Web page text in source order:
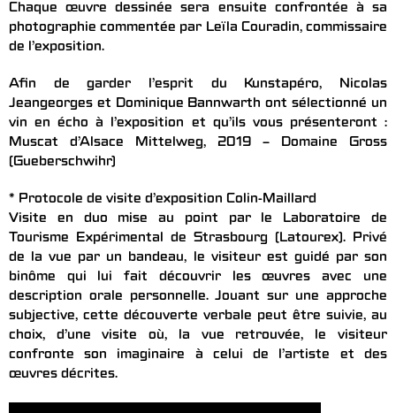
Chaque œuvre dessinée sera ensuite confrontée à sa
photographie commentée par Leïla Couradin, commissaire
de l’exposition.
Afin de garder l’esprit du Kunstapéro, Nicolas
Jeangeorges et Dominique Bannwarth ont sélectionné un
vin en écho à l’exposition et qu’ils vous présenteront :
Muscat d’Alsace Mittelweg, 2019 – Domaine Gross
(Gueberschwihr)
* Protocole de visite d’exposition Colin-Maillard
Visite en duo mise au point par le Laboratoire de
Tourisme Expérimental de Strasbourg (Latourex). Privé
de la vue par un bandeau, le visiteur est guidé par son
binôme qui lui fait découvrir les œuvres avec une
description orale personnelle. Jouant sur une approche
subjective, cette découverte verbale peut être suivie, au
choix, d’une visite où, la vue retrouvée, le visiteur
confronte son imaginaire à celui de l’artiste et des
œuvres décrites.